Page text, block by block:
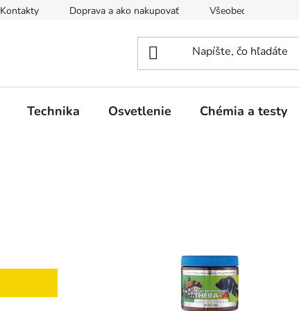
Kontakty Doprava a ako nakupovať Všeobecné
Technika Osvetlenie Chémia a testy